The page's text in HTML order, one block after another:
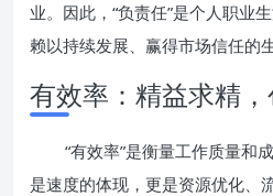
业。因此，“负责任”是个人职业
赖以持续发展、赢得市场信任的生
有效率：精益求精
“有效率”是衡量工作质量和
是速度的体现，更是资源优化、